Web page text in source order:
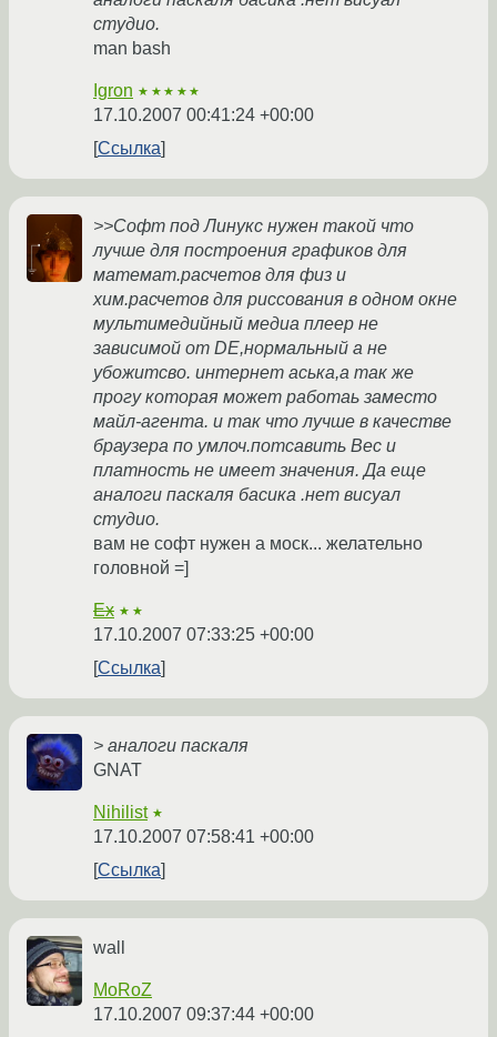
студио.
man bash
Igron ★★★★★
17.10.2007 00:41:24 +00:00
Ссылка
>>Софт под Линукс нужен такой что
лучше для построения графиков для
математ.расчетов для физ и
хим.расчетов для риссования в одном окне
мультимедийный медиа плеер не
зависимой от DE,нормальный а не
убожитсво. интернет аська,а так же
прогу которая может работаь заместо
майл-агента. и так что лучше в качестве
браузера по умлоч.потсавить Вес и
платность не имеет значения. Да еще
аналоги паскаля басика .нет висуал
студио.
вам не софт нужен а моск... желательно
головной =]
Ex ★★
17.10.2007 07:33:25 +00:00
Ссылка
> аналоги паскаля
GNAT
Nihilist ★
17.10.2007 07:58:41 +00:00
Ссылка
wall
MoRoZ
17.10.2007 09:37:44 +00:00